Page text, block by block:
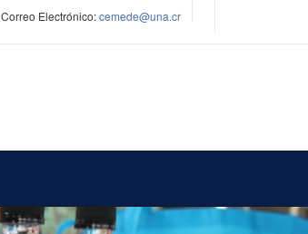
Correo Electrónico:cemede@una.cr